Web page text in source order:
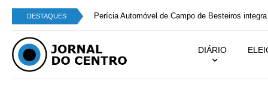
DESTAQUES Perícia Automóvel de Campo de Besteiros
DIÁRIO